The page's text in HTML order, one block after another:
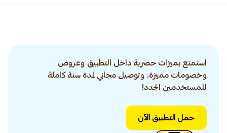
استمتع بميزات حصرية داخل التطبيق وعروض
وخصومات مميزة. وتوصيل مجاني لمدة سنة كاملة
للمستخدمين الجدد!
حمل التطبيق الآن